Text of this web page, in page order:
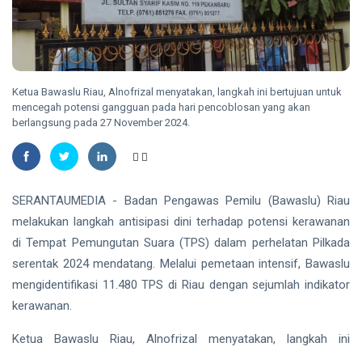
Nasional
Kategori
Disabilitas
2026
HUKRIM
Mantan
Suami
Diduga
Bacok
Perempuan
Tewas di
Pekanbaru
07
Aug,
2026
46
views
INDRAGIRI
HILIR
Buaya
Muara Bikin
Geger,
Warga Desa
Undan
Menangkap
07 Aug,
2026
30
views
RIAU
Sekda
Riau
Dukungan
2026
views
Ketua Bawaslu Riau, Alnofrizal menyatakan, langkah ini bertujuan untuk
mencegah potensi gangguan pada hari pencoblosan yang akan
berlangsung pada 27 November 2024.
SERANTAUMEDIA - Badan Pengawas Pemilu (Bawaslu) Riau
melakukan langkah antisipasi dini terhadap potensi kerawanan
di Tempat Pemungutan Suara (TPS) dalam perhelatan Pilkada
serentak 2024 mendatang. Melalui pemetaan intensif, Bawaslu
mengidentifikasi 11.480 TPS di Riau dengan sejumlah indikator
kerawanan.
Ketua Bawaslu Riau, Alnofrizal menyatakan, langkah ini